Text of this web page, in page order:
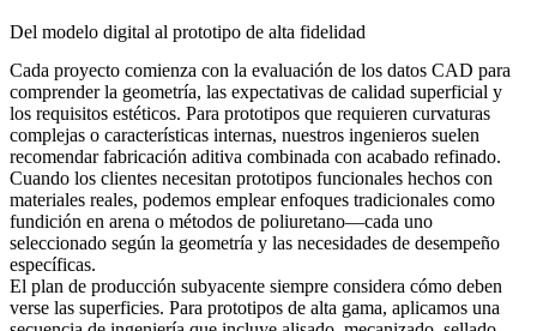
Del modelo digital al prototipo de alta fidelidad
Cada proyecto comienza con la evaluación de los datos CAD para
comprender la geometría, las expectativas de calidad superficial y
los requisitos estéticos. Para prototipos que requieren curvaturas
complejas o características internas, nuestros ingenieros suelen
recomendar fabricación aditiva combinada con acabado refinado.
Cuando los clientes necesitan prototipos funcionales hechos con
materiales reales, podemos emplear enfoques tradicionales como
fundición en arena o métodos de poliuretano—cada uno
seleccionado según la geometría y las necesidades de desempeño
específicas.
El plan de producción subyacente siempre considera cómo deben
verse las superficies. Para prototipos de alta gama, aplicamos una